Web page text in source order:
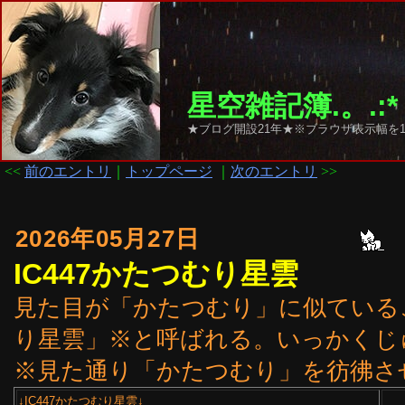
星空雑記簿.。
★ブログ開設21年★※ブラウザ表示幅を
<< 前のエントリ トップページ 次のエントリ >>
2026年05月27日
IC447かたつむり星雲
見た目が「かたつむり」に似てい
り星雲」※と呼ばれる。いっかく
※見た通り「かたつむり」を彷彿
↓IC447かたつむり星雲↓